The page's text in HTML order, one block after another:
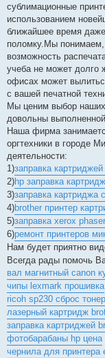
сублимационные
использованием
ближайшее время даже
поломку.Мы понимаем,
возможность
учеба не может долго
офисах может
с вашей печатной
Мы ценим выбор наших
довольны
Наша фирма
оргтехники в городе
деятельности:
1)заправка
2)hp заправка
3)заправка картриджа
4)brother принтер
5)заправка xerox phaser
6)ремонт принтеров
Нам будет приятно
Всегда рады помочь
вал магнитный canon
чипы lexmark прошивка
ricoh sp230 сброс
лазерный картридж
заправка картриджей
фотобарабаны hp цена
чернила для принтера